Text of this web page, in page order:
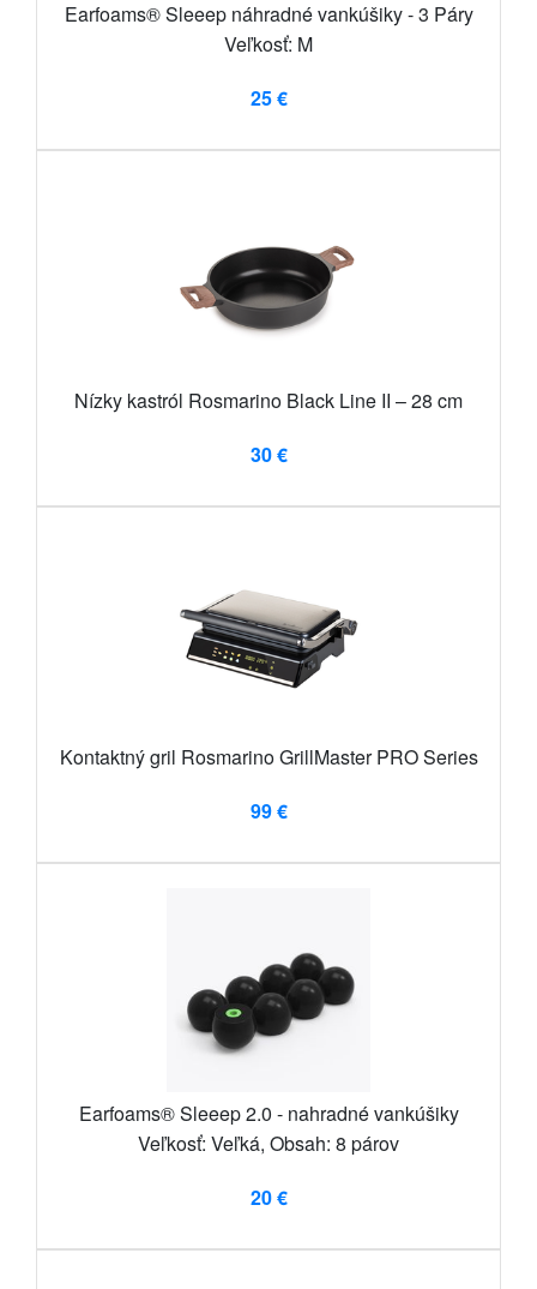
Earfoams® Sleeep náhradné vankúšiky - 3 Páry
Veľkosť: M
25 €
Nízky kastról Rosmarino Black Line II – 28 cm
30 €
Kontaktný gril Rosmarino GrillMaster PRO Series
99 €
Earfoams® Sleeep 2.0 - nahradné vankúšiky
Veľkosť: Veľká, Obsah: 8 párov
20 €